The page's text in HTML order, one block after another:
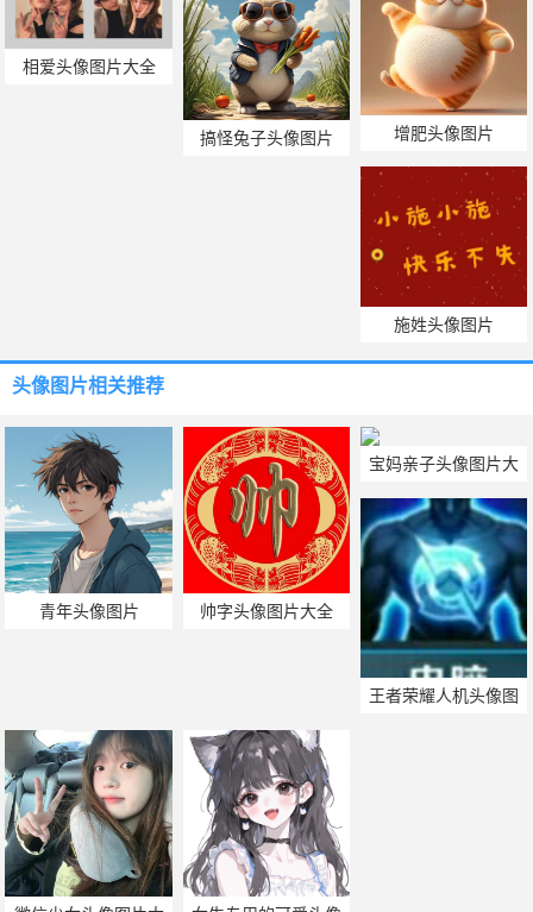
相爱头像图片大全
搞怪兔子头像图片 增肥头像图片
施姓头像图片
头像图片相关推荐
青年头像图片 帅字头像图片大全
宝妈亲子头像图片大
全
王者荣耀人机头像图